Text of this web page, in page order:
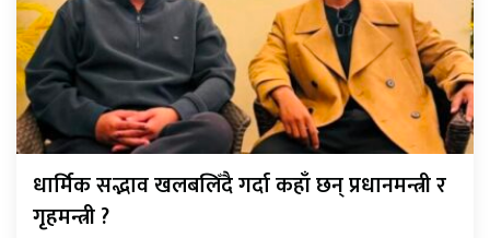
धार्मिक सद्भाव खलबलिँदै गर्दा कहाँ छन् प्रधानमन्त्री र
गृहमन्त्री ?